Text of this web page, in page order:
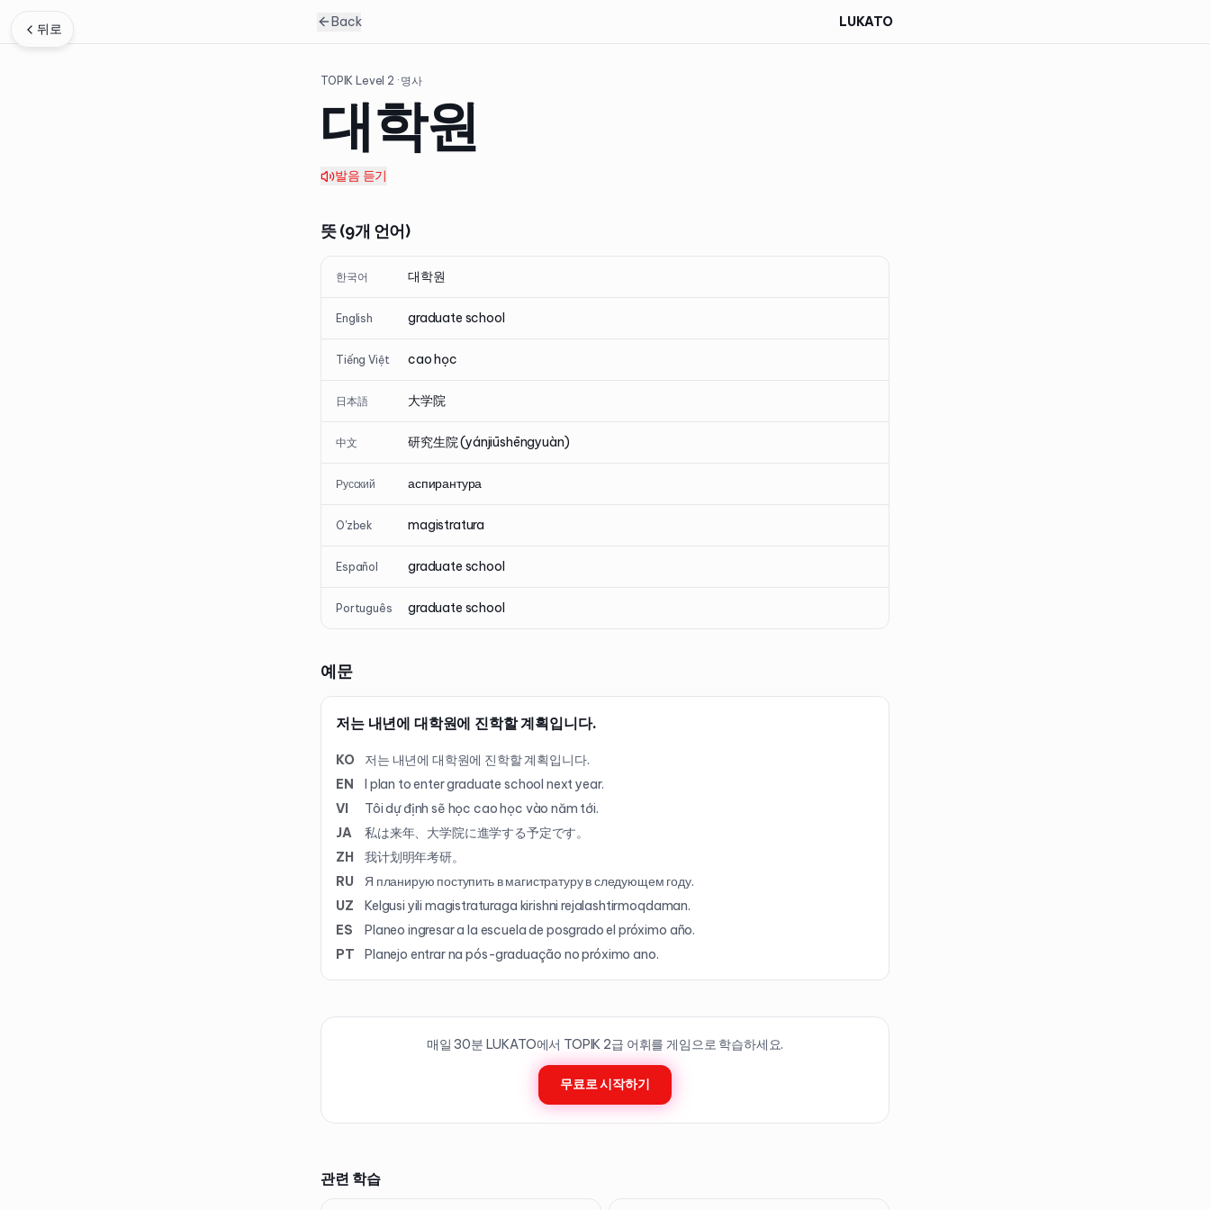
뒤로 Back LUKATO
TOPIK Level 2 · 명사
대학원
발음 듣기
뜻 (9개 언어)
한국어 대학원
English graduate school
Tiếng Việt cao học
日本語 大学院
中文 研究生院 (yánjiūshēngyuàn)
Русский аспирантура
O'zbek magistratura
Español graduate school
Português graduate school
예문
저는 내년에 대학원에 진학할 계획입니다.
KO
저는 내년에 대학원에 진학할 계획입니다.
EN
I plan to enter graduate school next year.
VI
Tôi dự định sẽ học cao học vào năm tới.
JA
私は来年、大学院に進学する予定です。
ZH
我计划明年考研。
RU
Я планирую поступить в магистратуру в следующем году.
UZ
Kelgusi yili magistraturaga kirishni rejalashtirmoqdaman.
ES
Planeo ingresar a la escuela de posgrado el próximo año.
PT
Planejo entrar na pós-graduação no próximo ano.
매일 30분 LUKATO에서 TOPIK 2급 어휘를 게임으로 학습하세요.
무료로 시작하기
관련 학습